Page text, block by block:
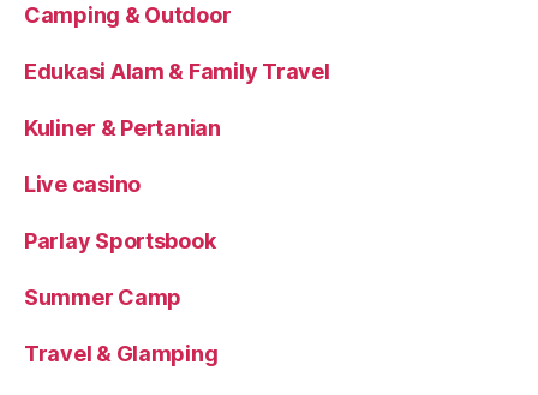
Camping & Outdoor
Edukasi Alam & Family Travel
Kuliner & Pertanian
Live casino
Parlay Sportsbook
Summer Camp
Travel & Glamping